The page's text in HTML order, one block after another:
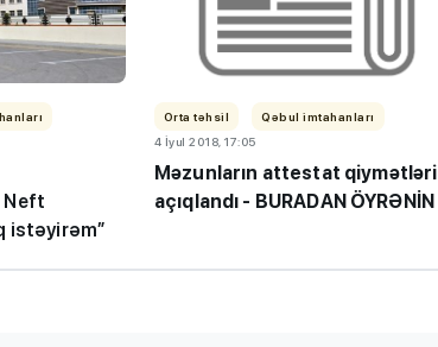
Neft
istəyirəm”
Orta təhsil
Qəbul imtahanları
4 İyul 2018, 17:05
Məzunların attestat qiymətləri
açıqlandı - BURADAN ÖYRƏNİN
Dünyanın ən yaxşı bağça
sistemləri: uşaqlar harada
daha xoşbəxt böyüyür?